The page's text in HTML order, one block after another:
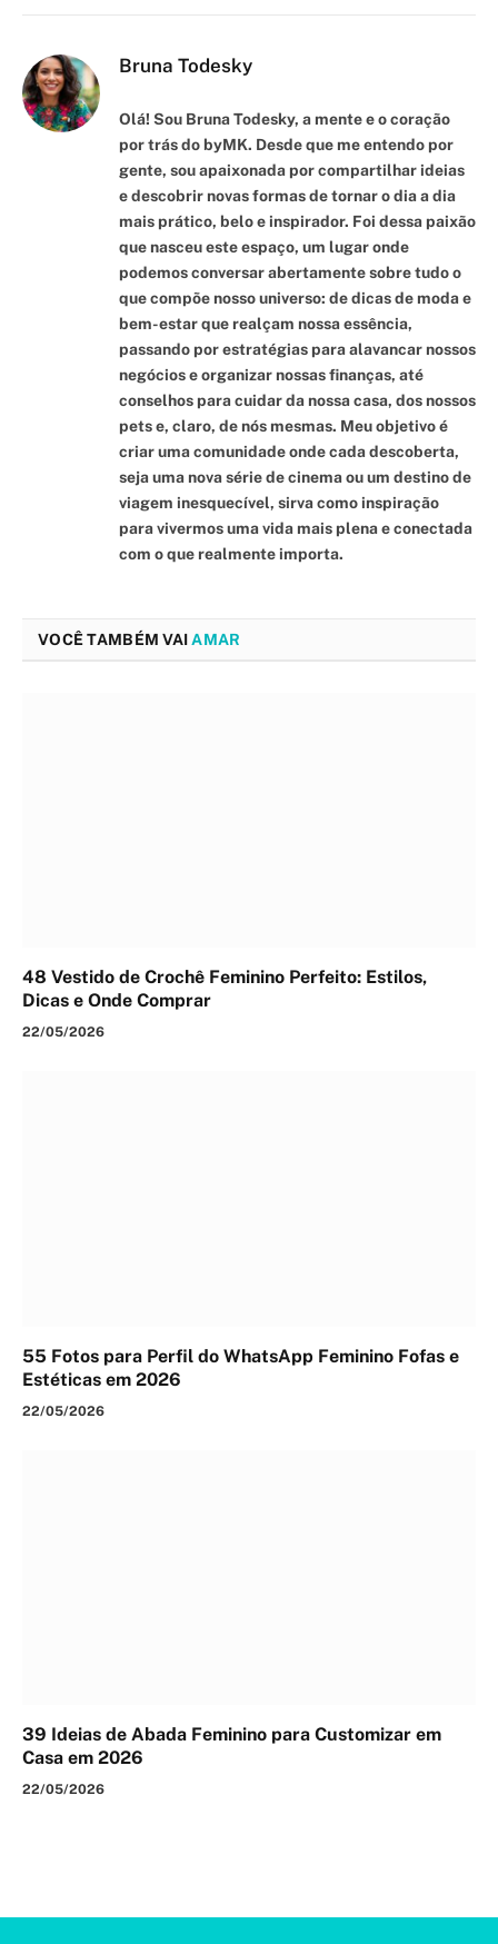
Bruna Todesky
Olá! Sou Bruna Todesky, a mente e o coração
por trás do byMK. Desde que me entendo por
gente, sou apaixonada por compartilhar ideias
e descobrir novas formas de tornar o dia a dia
mais prático, belo e inspirador. Foi dessa paixão
que nasceu este espaço, um lugar onde
podemos conversar abertamente sobre tudo o
que compõe nosso universo: de dicas de moda e
bem-estar que realçam nossa essência,
passando por estratégias para alavancar nossos
negócios e organizar nossas finanças, até
conselhos para cuidar da nossa casa, dos nossos
pets e, claro, de nós mesmas. Meu objetivo é
criar uma comunidade onde cada descoberta,
seja uma nova série de cinema ou um destino de
viagem inesquecível, sirva como inspiração
para vivermos uma vida mais plena e conectada
com o que realmente importa.
VOCÊ TAMBÉM VAI AMAR
48 Vestido de Crochê Feminino Perfeito: Estilos,
Dicas e Onde Comprar
22/05/2026
55 Fotos para Perfil do WhatsApp Feminino Fofas e
Estéticas em 2026
22/05/2026
39 Ideias de Abada Feminino para Customizar em
Casa em 2026
22/05/2026